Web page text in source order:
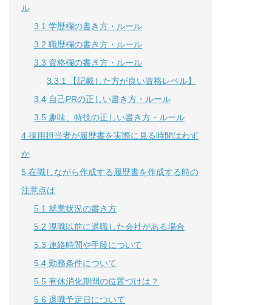
ル
3.1 学歴欄の書き方・ルール
3.2 職歴欄の書き方・ルール
3.3 資格欄の書き方・ルール
3.3.1
【記載した方が良い資格レベル】
3.4 自己PRの正しい書き方・ルール
3.5 趣味、特技の正しい書き方・ルール
4 採用担当者が履歴書を実際に見る時間はわず
か
5 在職しながら作成する履歴書を作成する時の
注意点は
5.1 就業状況の書き方
5.2 現職以前に退職した会社がある場合
5.3 連絡時間や手段について
5.4 勤務条件について
5.5 有休消化期間の位置づけは？
5.6 退職予定日について